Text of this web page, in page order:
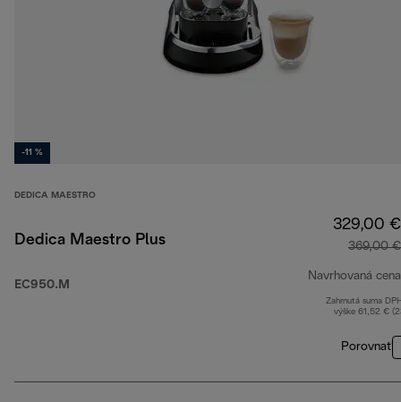
-11 %
DEDICA MAESTRO
Dedica Maestro Plus
EC950.M
329,00 €
369,00 €
Navrhovaná cena
Zahrnutá suma
výške 61,52 €
Porovnať